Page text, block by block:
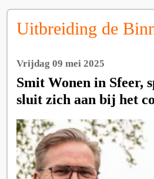
Uitbreiding de
Vrijdag 09 mei 2025
Smit Wonen in Sfeer,
sluit zich aan bij het